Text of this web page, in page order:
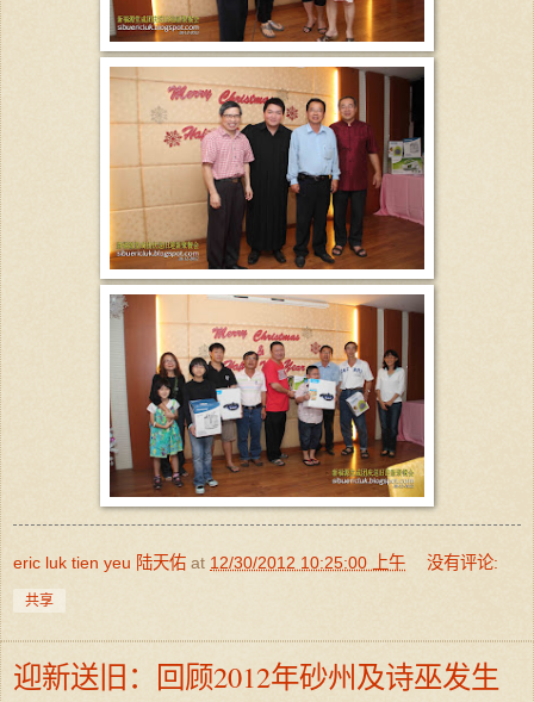
eric luk tien yeu 陆天佑 at 12/30/2012 10:25:00 上午 没有评论:
共享
迎新送旧：回顾2012年砂州及诗巫发生